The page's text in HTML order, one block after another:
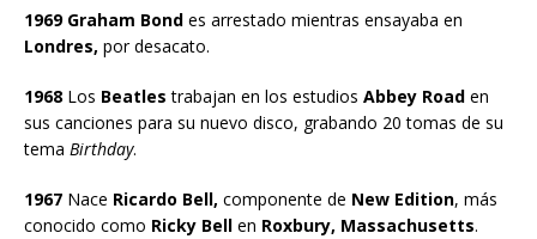
1969 Graham Bond es arrestado mientras ensayaba en
Londres, por desacato.
1968 Los Beatles trabajan en los estudios Abbey Road en
sus canciones para su nuevo disco, grabando 20 tomas de su
tema Birthday.
1967 Nace Ricardo Bell, componente de New Edition, más
conocido como Ricky Bell en Roxbury, Massachusetts.